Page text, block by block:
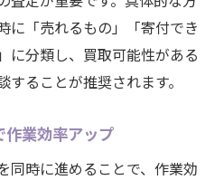
に「売れるもの」「寄付でき
に分類し、買取可能性がある
ることが推奨されます。
作業効率アップ
同時に進めることで、作業効